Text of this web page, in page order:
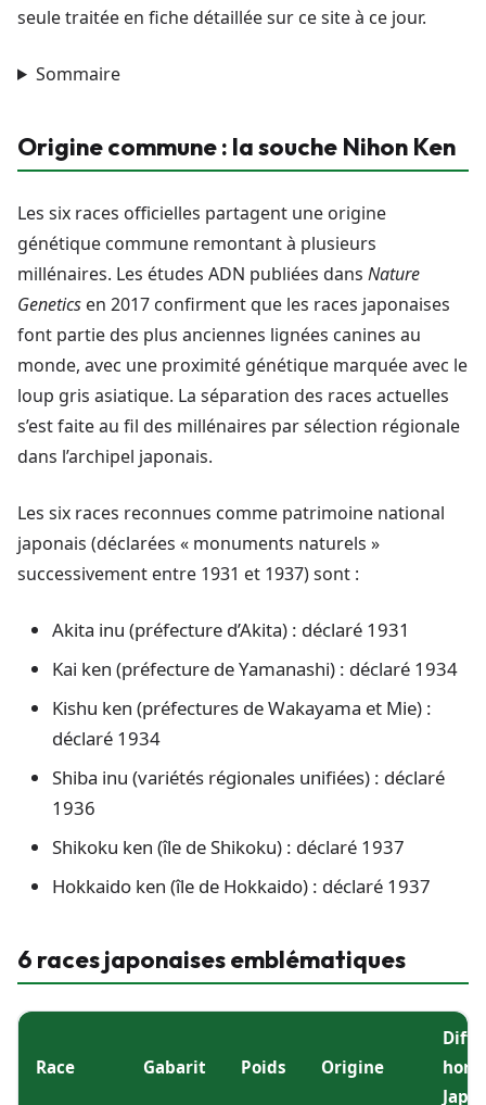
seule traitée en fiche détaillée sur ce site à ce jour.
Sommaire
Origine commune : la souche Nihon Ken
Les six races officielles partagent une origine
génétique commune remontant à plusieurs
millénaires. Les études ADN publiées dans Nature
Genetics en 2017 confirment que les races japonaises
font partie des plus anciennes lignées canines au
monde, avec une proximité génétique marquée avec le
loup gris asiatique. La séparation des races actuelles
s’est faite au fil des millénaires par sélection régionale
dans l’archipel japonais.
Les six races reconnues comme patrimoine national
japonais (déclarées « monuments naturels »
successivement entre 1931 et 1937) sont :
Akita inu (préfecture d’Akita) : déclaré 1931
Kai ken (préfecture de Yamanashi) : déclaré 1934
Kishu ken (préfectures de Wakayama et Mie) :
déclaré 1934
Shiba inu (variétés régionales unifiées) : déclaré
1936
Shikoku ken (île de Shikoku) : déclaré 1937
Hokkaido ken (île de Hokkaido) : déclaré 1937
6 races japonaises emblématiques
Race Gabarit Poids Origine
hors